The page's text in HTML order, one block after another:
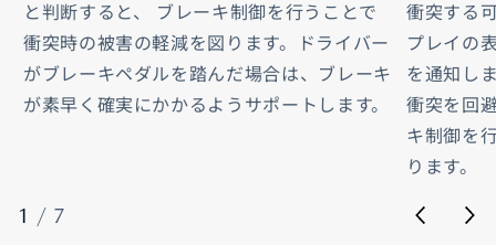
と判断すると、 ブレーキ制御を行うことで
衝突時の被害の軽減を図ります。ドライバー
がブレーキペダルを踏んだ場合は、ブレーキ
が素早く確実にかかるようサポートします。
衝突する
プレイの
を通知し
衝突を回
キ制御を
ります。
1 / 7